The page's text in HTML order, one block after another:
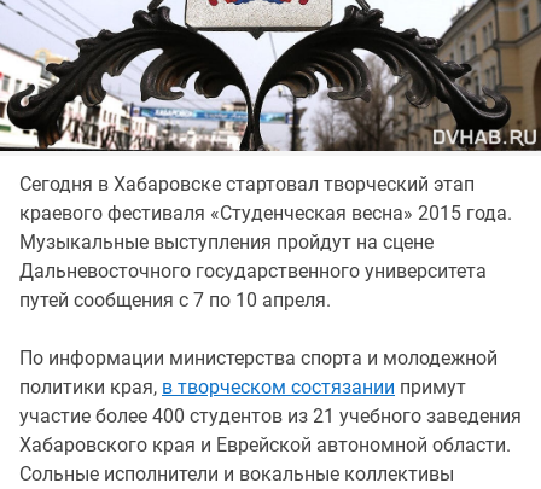
Сегодня в Хабаровске стартовал творческий этап
краевого фестиваля «Студенческая весна» 2015 года.
Музыкальные выступления пройдут на сцене
Дальневосточного государственного университета
путей сообщения с 7 по 10 апреля.
По информации министерства спорта и молодежной
политики края, в творческом состязании примут
участие более 400 студентов из 21 учебного заведения
Хабаровского края и Еврейской автономной области.
Сольные исполнители и вокальные коллективы